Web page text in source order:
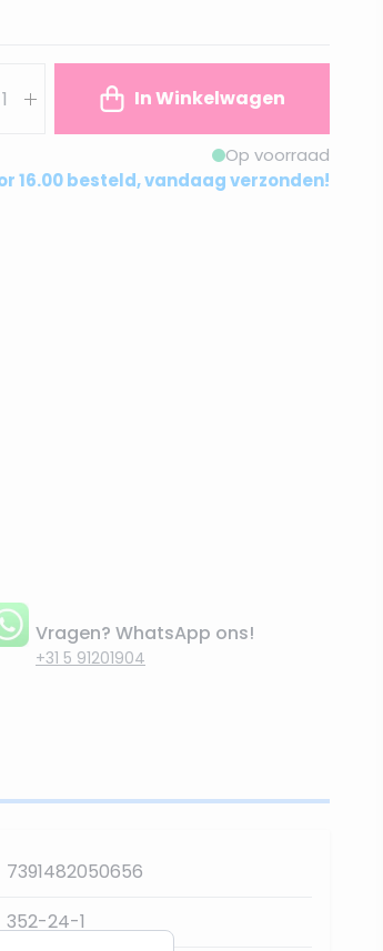
In Winkelwagen
Op voorraad
16.00 besteld, vandaag verzonden!
Vragen? WhatsApp ons!
+31 5 91201904
7391482050656
352-24-1